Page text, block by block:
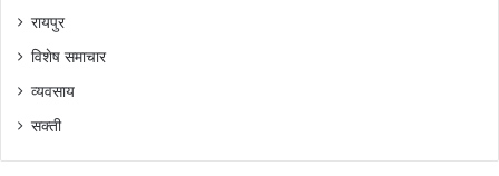
रायपुर
विशेष समाचार
व्यवसाय
सक्ती